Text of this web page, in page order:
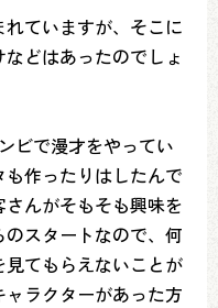
ていますが、そこに
どはあったのでしょ
ビで漫才をやってい
作ったりはしたんで
んがそもそも興味を
スタートなので、何
てもらえないことが
ラクターがあった方